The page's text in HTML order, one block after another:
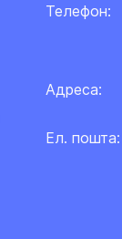
Телефон:
Адреса:
Ел. пошта: